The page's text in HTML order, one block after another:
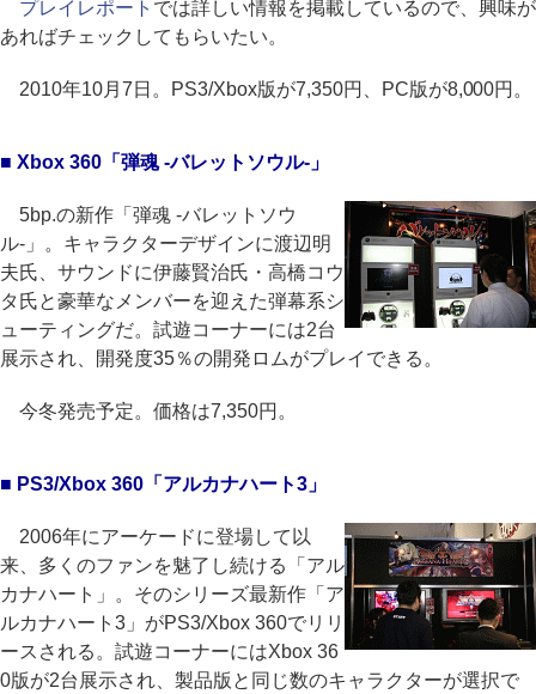
プレイレポート では詳しい情報を掲載しているので、興味が
あればチェックしてもらいたい。
2010年10月7日。PS3/Xbox版が7,350円、PC版が8,000円。
■ Xbox 360「弾魂 -バレットソウル-」
5bp.の新作「弾魂 -バレットソウ
ル-」。キャラクターデザインに渡辺明
夫氏、サウンドに伊藤賢治氏・高橋コウ
タ氏と豪華なメンバーを迎えた弾幕系シ
ューティングだ。試遊コーナーには2台
展示され、開発度35％の開発ロムがプレイできる。
今冬発売予定。価格は7,350円。
■ PS3/Xbox 360「アルカナハート3」
2006年にアーケードに登場して以
来、多くのファンを魅了し続ける「アル
カナハート」。そのシリーズ最新作「ア
ルカナハート3」がPS3/Xbox 360でリリ
ースされる。試遊コーナーにはXbox 36
0版が2台展示され、製品版と同じ数のキャラクターが選択で